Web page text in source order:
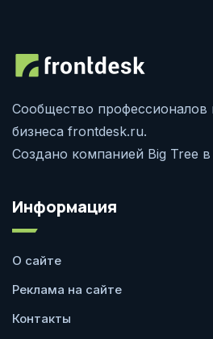
Сообщество профессионалов
бизнеса frontdesk.ru.
Создано компанией Big Tree в
Информация
О сайте
Реклама на сайте
Контакты